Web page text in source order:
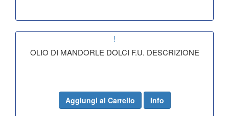
!
OLIO DI MANDORLE DOLCI F.U. DESCRIZIONE
Aggiungi al Carrello Info